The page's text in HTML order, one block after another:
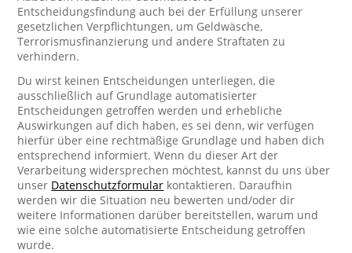
Entscheidungsfindung auch bei der Erfüllung unserer
gesetzlichen Verpflichtungen, um Geldwäsche,
Terrorismusfinanzierung und andere Straftaten zu
verhindern.
Du wirst keinen Entscheidungen unterliegen, die
ausschließlich auf Grundlage automatisierter
Entscheidungen getroffen werden und erhebliche
Auswirkungen auf dich haben, es sei denn, wir verfügen
hierfür über eine rechtmäßige Grundlage und haben dich
entsprechend informiert. Wenn du dieser Art der
Verarbeitung widersprechen möchtest, kannst du uns über
unser Datenschutzformular kontaktieren. Daraufhin
werden wir die Situation neu bewerten und/oder dir
weitere Informationen darüber bereitstellen, warum und
wie eine solche automatisierte Entscheidung getroffen
wurde.